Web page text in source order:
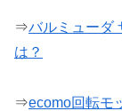
⇒バルミューダ
は？
⇒ecomo回転モ